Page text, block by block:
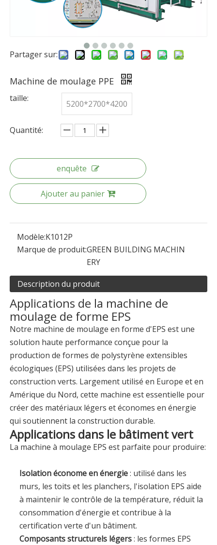
Partager sur:
Machine de moulage PPE
taille:
5200*2700*4200
Quantité:
enquête
Ajouter au panier
Modèle:K1012P
Marque de produit:GREEN BUILDING MACHIN
ERY
Description du produit
Applications de la machine de
moulage de forme EPS
Notre machine de moulage en forme d'EPS est une
solution haute performance conçue pour la
production de formes de polystyrène extensibles
écologiques (EPS) utilisées dans les projets de
construction verts. Largement utilisé en Europe et en
Amérique du Nord, cette machine est essentielle pour
créer des matériaux légers et économes en énergie
qui soutiennent la construction durable.
Applications dans le bâtiment vert
La machine à moulage EPS est parfaite pour produire:
Isolation économe en énergie: utilisé dans les
murs, les toits et les planchers, l'isolation EPS aide
à maintenir le contrôle de la température, réduit la
consommation d'énergie et contribue à la
certification verte d'un bâtiment.
Composants structurels légers: les formes EPS